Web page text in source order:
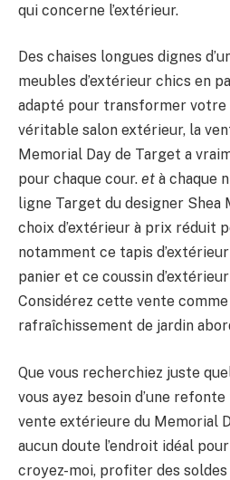
qui concerne l’extérieur.
Des chaises longues dignes
meubles d’extérieur chics en
adapté pour transformer votre
véritable salon extérieur, la
Memorial Day de Target a
pour chaque cour. et à chaque
ligne Target du designer Shea
choix d’extérieur à prix réduit
notamment ce tapis
panier et ce coussin
Considérez cette vente comme
rafraîchissement de jardin
Que vous recherchiez juste
vous ayez besoin d’une
vente extérieure du Memorial
aucun doute l’endroit idéal
croyez-moi, profiter des